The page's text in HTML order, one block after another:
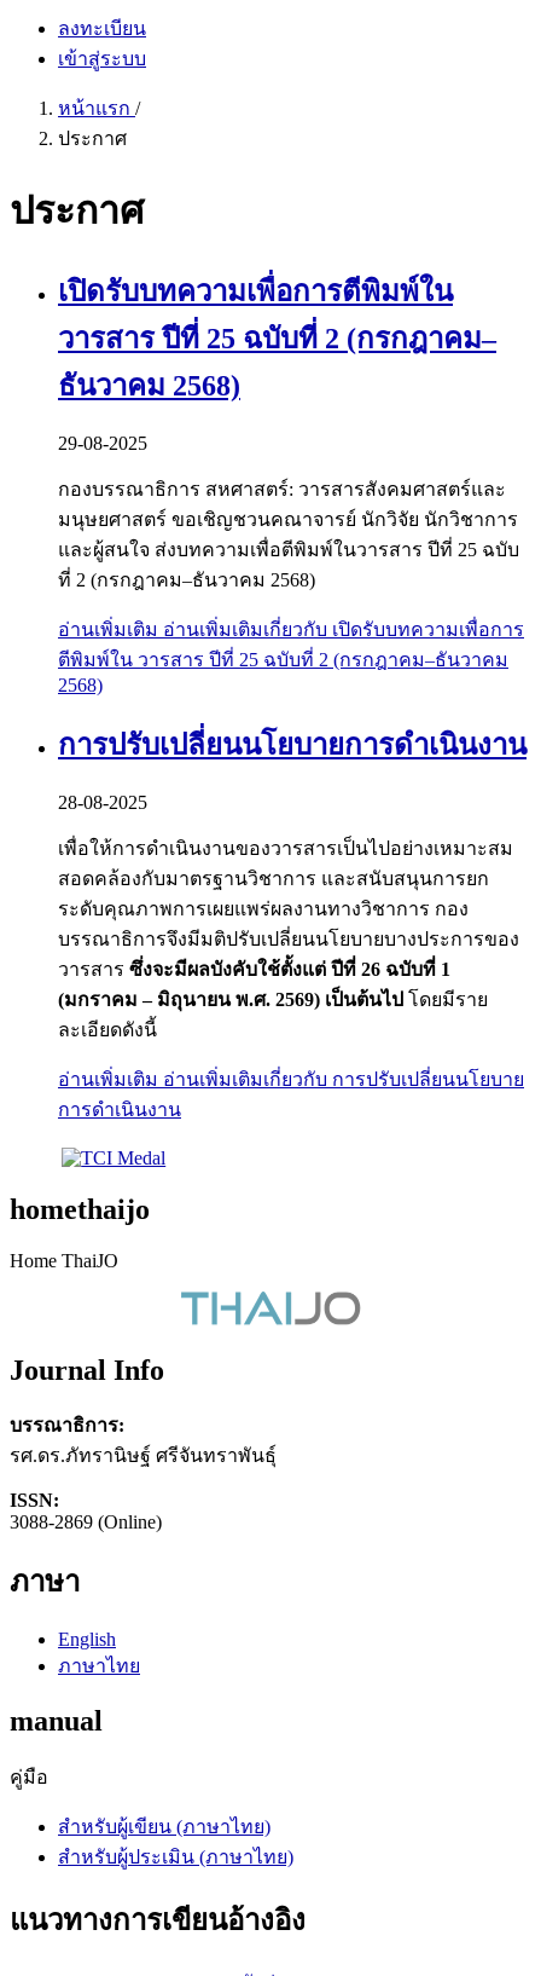
ลงทะเบียน
เข้าสู่ระบบ
หน้าแรก /
ประกาศ
ประกาศ
เปิดรับบทความเพื่อการตีพิมพ์ใน
วารสาร ปีที่ 25 ฉบับที่ 2 (กรกฎาคม–
ธันวาคม 2568)
29-08-2025
กองบรรณาธิการ สหศาสตร์: วารสารสังคมศาสตร์และ
มนุษยศาสตร์ ขอเชิญชวนคณาจารย์ นักวิจัย นักวิชาการ
และผู้สนใจ ส่งบทความเพื่อตีพิมพ์ในวารสาร ปีที่ 25 ฉบับ
ที่ 2 (กรกฎาคม–ธันวาคม 2568)
อ่านเพิ่มเติม อ่านเพิ่มเติมเกี่ยวกับ เปิดรับบทความเพื่อการ
ตีพิมพ์ใน วารสาร ปีที่ 25 ฉบับที่ 2 (กรกฎาคม–ธันวาคม
2568)
การปรับเปลี่ยนนโยบายการดำเนินงาน
28-08-2025
เพื่อให้การดำเนินงานของวารสารเป็นไปอย่างเหมาะสม
สอดคล้องกับมาตรฐานวิชาการ และสนับสนุนการยก
ระดับคุณภาพการเผยแพร่ผลงานทางวิชาการ กอง
บรรณาธิการจึงมีมติปรับเปลี่ยนนโยบายบางประการของ
วารสาร ซึ่งจะมีผลบังคับใช้ตั้งแต่ ปีที่ 26 ฉบับที่ 1
(มกราคม – มิถุนายน พ.ศ. 2569) เป็นต้นไป โดยมีราย
ละเอียดดังนี้
อ่านเพิ่มเติม อ่านเพิ่มเติมเกี่ยวกับ การปรับเปลี่ยนนโยบาย
การดำเนินงาน
homethaijo
Home ThaiJO
Journal Info
บรรณาธิการ:
รศ.ดร.ภัทรานิษฐ์ ศรีจันทราพันธุ์
ISSN:
3088-2869 (Online)
ภาษา
English
ภาษาไทย
manual
คู่มือ
สำหรับผู้เขียน (ภาษาไทย)
สำหรับผู้ประเมิน (ภาษาไทย)
แนวทางการเขียนอ้างอิง